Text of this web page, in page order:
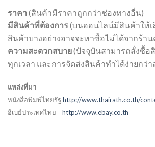
ราคา (สินค้ามีราคาถูกกว่าช่องทางอื่น)
มีสินค้าที่ต้องการ(บนออนไลน์มีสินค้าให้
สินค้าบางอย่างอาจจะหาซื้อไม่ได้จากร้าน
ความสะดวกสบาย(ปัจจุบันสามารถสั่งซื้อ
ทุกเวลา และการจัดส่งสินค้าทำได้ง่ายกว่
แหล่งที่มา
หนังสื่อพิมพ์ไทยรัฐhttp://www.thairath.co.th/
อีเบย์ประเทศไทย http://www.ebay.co.th